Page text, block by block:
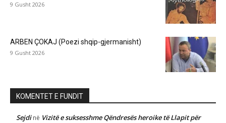
9 Gusht 2026
ARBEN ÇOKAJ (Poezi shqip-gjermanisht)
9 Gusht 2026
KOMENTET E FUNDIT
Sejdinë Vizitë e suksesshme Qëndresës heroike të Llapit për